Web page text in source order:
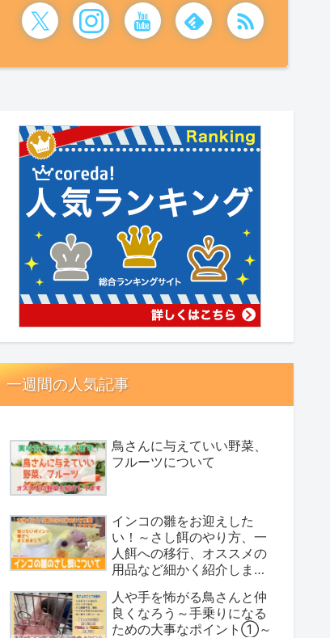
一週間の人気記事
鳥さんに与えていい野菜、
フルーツについて
インコの雛をお迎えした
い！～さし餌のやり方、一
人餌への移行、オススメの
用品など細かく紹介しまし
人や手を怖がる鳥さんと仲
良くなろう～手乗りになる
ための大事なポイント①～